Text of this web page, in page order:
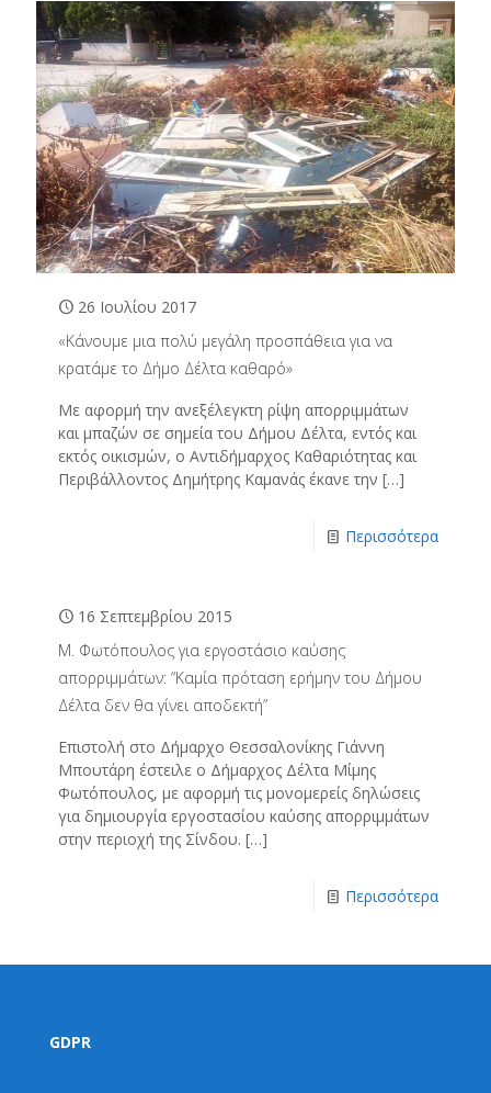
26 Ιουλίου 2017
«Κάνουμε μια πολύ μεγάλη προσπάθεια για να
κρατάμε το Δήμο Δέλτα καθαρό»
Με αφορμή την ανεξέλεγκτη ρίψη απορριμμάτων
και μπαζών σε σημεία του Δήμου Δέλτα, εντός και
εκτός οικισμών, ο Αντιδήμαρχος Καθαριότητας και
Περιβάλλοντος Δημήτρης Καμανάς έκανε την […]
Περισσότερα
16 Σεπτεμβρίου 2015
Μ. Φωτόπουλος για εργοστάσιο καύσης
απορριμμάτων: “Καμία πρόταση ερήμην του Δήμου
Δέλτα δεν θα γίνει αποδεκτή”
Επιστολή στο Δήμαρχο Θεσσαλονίκης Γιάννη
Μπουτάρη έστειλε ο Δήμαρχος Δέλτα Μίμης
Φωτόπουλος, με αφορμή τις μονομερείς δηλώσεις
για δημιουργία εργοστασίου καύσης απορριμμάτων
στην περιοχή της Σίνδου. […]
Περισσότερα
GDPR